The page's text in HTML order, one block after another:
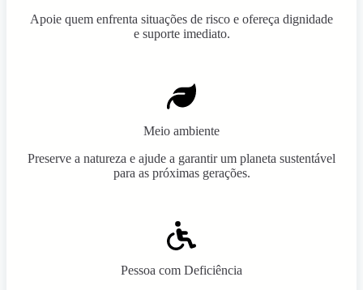
Apoie quem enfrenta situações de risco e ofereça dignidade
e suporte imediato.
Meio ambiente
Preserve a natureza e ajude a garantir um planeta sustentável
para as próximas gerações.
Pessoa com Deficiência